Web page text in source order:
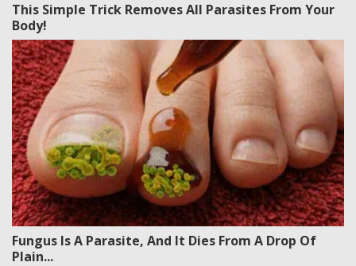
This Simple Trick Removes All Parasites From Your
Body!
Fungus Is A Parasite, And It Dies From A Drop Of
Plain...